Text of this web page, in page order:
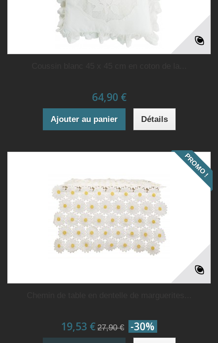
64,90 €
Ajouter au panier Détails
PROMO !
19,53 € 27,90 € -30%